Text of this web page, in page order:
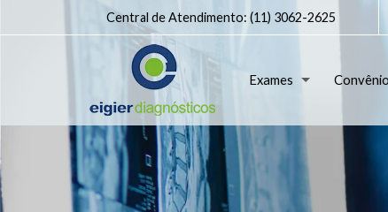
Central de Atendimento: (11) 3062-2625
Exames